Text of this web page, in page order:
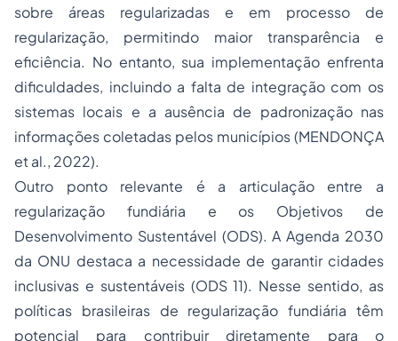
sobre áreas regularizadas e em processo de
regularização, permitindo maior transparência e
eficiência. No entanto, sua implementação enfrenta
dificuldades, incluindo a falta de integração com os
sistemas locais e a ausência de padronização nas
informações coletadas pelos municípios (MENDONÇA
et al., 2022).
Outro ponto relevante é a articulação entre a
regularização fundiária e os Objetivos de
Desenvolvimento Sustentável (ODS). A Agenda 2030
da ONU destaca a necessidade de garantir cidades
inclusivas e sustentáveis (ODS 11). Nesse sentido, as
políticas brasileiras de regularização fundiária têm
potencial para contribuir diretamente para o